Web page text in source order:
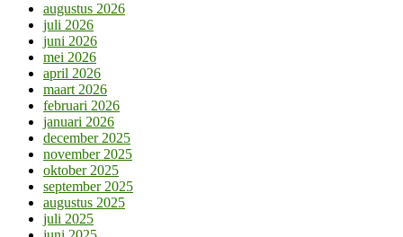
augustus 2026
juli 2026
juni 2026
mei 2026
april 2026
maart 2026
februari 2026
januari 2026
december 2025
november 2025
oktober 2025
september 2025
augustus 2025
juli 2025